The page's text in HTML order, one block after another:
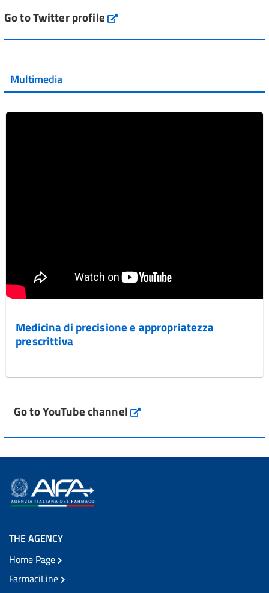
Vai al post →
Vai al post →
Go to Twitter profile aifa_ufficiale
Multimedia
Medicina di precisione e appropriatezza
prescrittiva
Go to YouTube channel
THE AGENCY
Home Page
FarmaciLine